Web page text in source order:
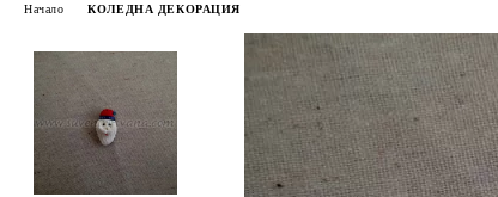
Начало КОЛЕДНА ДЕКОРАЦИЯ